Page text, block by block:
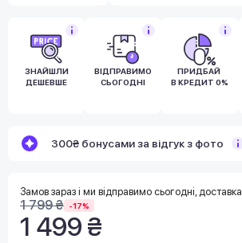
ЗНАЙШЛИ
ДЕШЕВШЕ
ВІДПРАВИМО
СЬОГОДНІ
ПРИДБАЙ
В КРЕДИТ 0%
300₴ бонусами за відгук з фото
Замов зараз і ми відправимо сьогодні, доставка
1 799 ₴ -17%
1 499 ₴